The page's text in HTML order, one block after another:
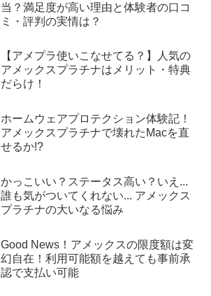
当？満足度が高い理由と体験者の口コ
ミ・評判の実情は？
【アメプラ使いこなせてる？】人気の
アメックスプラチナはメリット・特典
だらけ！
ホームウェアプロテクション体験記！
アメックスプラチナで壊れたMacを直
せるか!?
かっこいい？ステータス高い？いえ...
誰も気がついてくれない... アメックス
プラチナの大いなる悩み
Good News！アメックスの限度額は変
幻自在！利用可能額を越えても事前承
認で支払い可能